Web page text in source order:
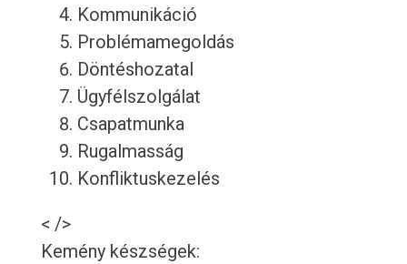
Kommunikáció
Problémamegoldás
Döntéshozatal
Ügyfélszolgálat
Csapatmunka
Rugalmasság
Konfliktuskezelés
< />
Kemény készségek: